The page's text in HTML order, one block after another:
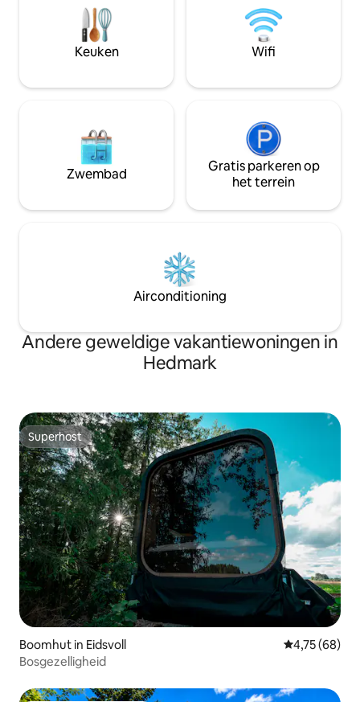
originele WonderInn-hut. Geschikt voor
vier personen, twee slaapkamers,
keuken, airconditioning. Voelt als meer
dan 25 minuten.
om te wandelen,
mogelijkheden
Een verblijf bij
alleen een plek
Keuken Wifi
Zwembad
Gratis parkeren op
het terrein
Airconditioning
Andere geweldige vakantiewoningen in
Hedmark
Superhost
Superhost
Boomhut in Eidsvoll Gemiddelde
4,75 (68)
Bosgezelligheid